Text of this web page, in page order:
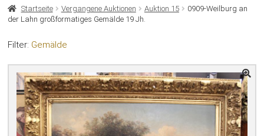
HOME
VERGANGENE AUKTIONEN
ÜBER UNS
KONTAKT
Startseite Vergangene Auktionen Auktion 15
0909-Weilburg an
der Lahn großformatiges Gemälde 19 Jh.
Filter: Gemälde